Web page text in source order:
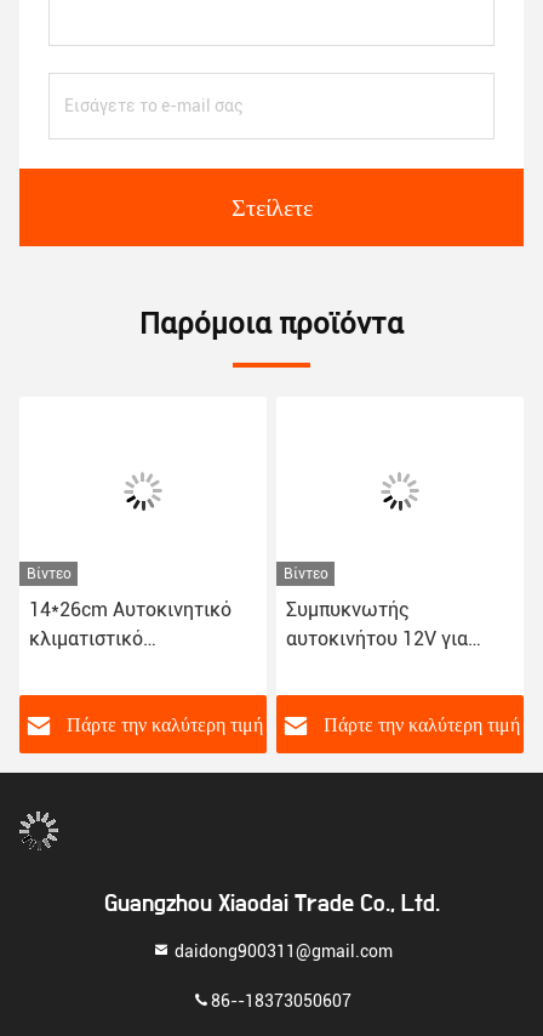
Στείλετε
Παρόμοια προϊόντα
Βίντεο
14*26cm Αυτοκινητικό
κλιματιστικό
Αμαξοκίνητο
κλιματιστικό 80W
συμβατότητα ταιριάζει
οχήματα
Πάρτε την καλύτερη τιμή
Βίντεο
Συμπυκνωτής
αυτοκινήτου 12V για
10 12 14 16 ίντσες
Πάρτε την καλύτερη τιμή
Guangzhou Xiaodai Trade Co., Ltd.
daidong900311@gmail.com
86--18373050607